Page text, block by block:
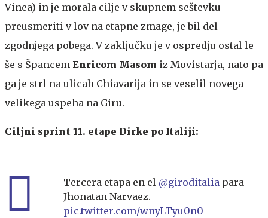
Vinea) in je morala cilje v skupnem seštevku
preusmeriti v lov na etapne zmage, je bil del
zgodnjega pobega. V zaključku je v ospredju ostal le
še s Špancem Enricom Masom iz Movistarja, nato pa
ga je strl na ulicah Chiavarija in se veselil novega
velikega uspeha na Giru.
Ciljni sprint 11. etape Dirke po Italiji:
Tercera etapa en el @giroditalia para
Jhonatan Narvaez.
pic.twitter.com/wnyLTyu0n0